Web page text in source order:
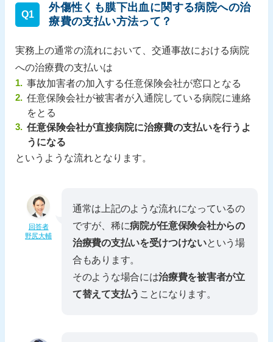
Q1
外傷性くも膜下出血に関する病院への治
療費の支払い方法って？
実務上の通常の流れにおいて、交通事故における病院
への治療費の支払いは
事故加害者の加入する任意保険会社が窓口となる
任意保険会社が被害者が入通院している病院に連絡
をとる
任意保険会社が直接病院に治療費の支払いを行うよ
うになる
というような流れとなります。
回答者
野尻大輔
通常は上記のような流れになっているの
ですが、稀に病院が任意保険会社からの
治療費の支払いを受けつけないという場
合もあります。
そのような場合には治療費を被害者が立
て替えて支払う ことになります。